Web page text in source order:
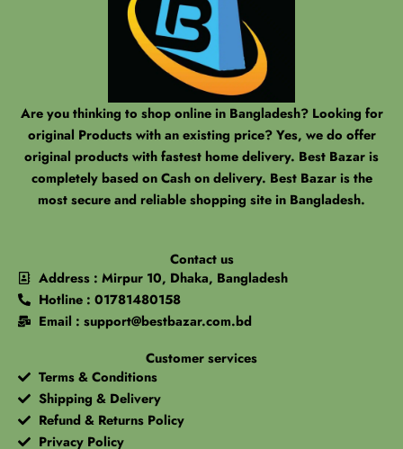
Are you thinking to shop online in Bangladesh? Looking for
original Products with an existing price? Yes, we do offer
original products with fastest home delivery. Best Bazar is
completely based on Cash on delivery. Best Bazar is the
most secure and reliable shopping site in Bangladesh.
Contact us
Address : Mirpur 10, Dhaka, Bangladesh
Hotline : 01781480158
Email : support@bestbazar.com.bd
Customer services
Terms & Conditions
Shipping & Delivery
Refund & Returns Policy
Privacy Policy